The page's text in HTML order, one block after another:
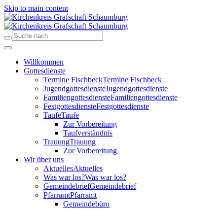
Skip to main content
Willkommen
Gottesdienste
Termine FischbeckTermine Fischbeck
JugendgottesdiensteJugendgottesdienste
FamiliengottesdiensteFamiliengottesdienste
FestgottesdiensteFestgottesdienste
TaufeTaufe
Zur Vorbereitung
Taufverständnis
TrauungTrauung
Zur Vorbereitung
Wir über uns
AktuellesAktuelles
Was war los?Was war los?
GemeindebriefGemeindebrief
PfarramtPfarramt
Gemeindebüro